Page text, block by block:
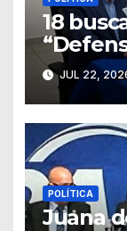
18
Familia
JUL 22,
POLÍTICA
Juana